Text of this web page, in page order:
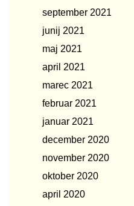
september 2021
junij 2021
maj 2021
april 2021
marec 2021
februar 2021
januar 2021
december 2020
november 2020
oktober 2020
april 2020